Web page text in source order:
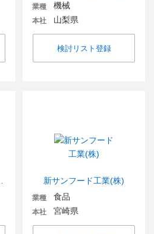
業種 機械
本社 山梨県
検討リスト登録
新サンフード工業(株)
業種 食品
本社 宮崎県